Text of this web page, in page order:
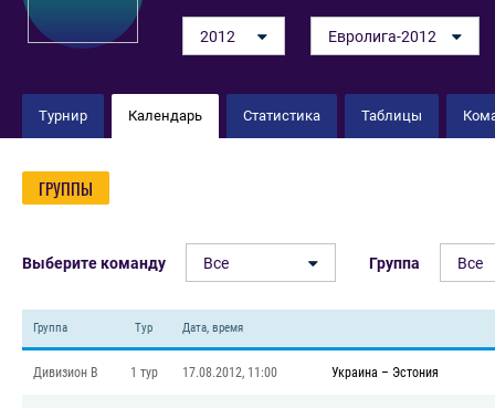
2012 Евролига-2012
Турнир Календарь Статистика Таблицы
ГРУППЫ
Выберите команду Все Группа Все
Группа Тур Дата, время
Дивизион B 1 тур 17.08.2012, 11:00 Украина – Эстония